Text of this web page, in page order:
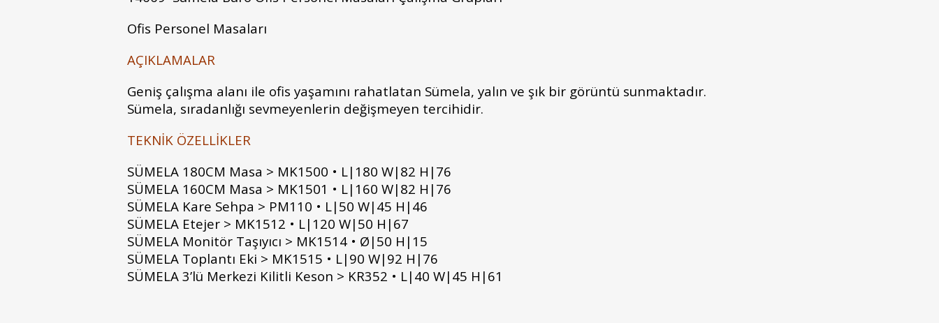
Ofis Personel Masaları
AÇIKLAMALAR
Geniş çalışma alanı ile ofis yaşamını rahatlatan Sümela, yalın ve şık bir görüntü sunmaktadır.
Sümela, sıradanlığı sevmeyenlerin değişmeyen tercihidir.
TEKNİK ÖZELLİKLER
SÜMELA 180CM Masa > MK1500 • L|180 W|82 H|76
SÜMELA 160CM Masa > MK1501 • L|160 W|82 H|76
SÜMELA Kare Sehpa > PM110 • L|50 W|45 H|46
SÜMELA Etejer > MK1512 • L|120 W|50 H|67
SÜMELA Monitör Taşıyıcı > MK1514 • Ø|50 H|15
SÜMELA Toplantı Eki > MK1515 • L|90 W|92 H|76
SÜMELA 3’lü Merkezi Kilitli Keson > KR352 • L|40 W|45 H|61